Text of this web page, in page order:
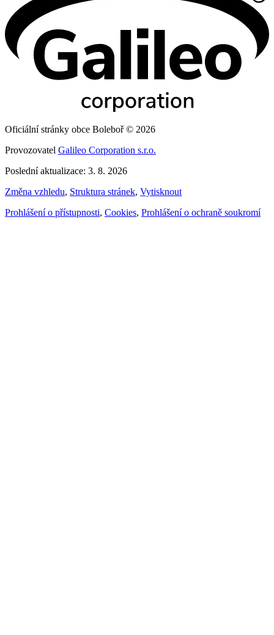
Oficiální stránky obce Boleboř © 2026
Provozovatel Galileo Corporation s.r.o.
Poslední aktualizace: 3. 8. 2026
Změna vzhledu, Struktura stránek, Vytisknout
Prohlášení o přístupnosti, Cookies, Prohlášení o ochraně soukromí